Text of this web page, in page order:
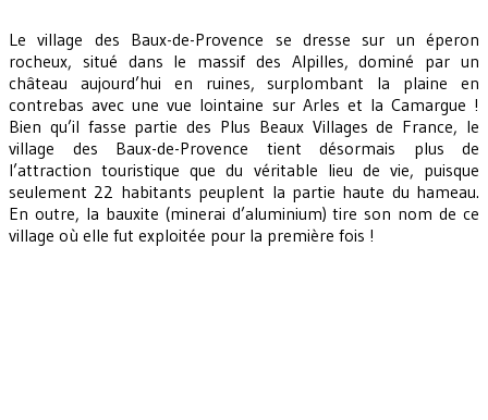
Le village des Baux-de-Provence se dresse sur un éperon
rocheux, situé dans le massif des Alpilles, dominé par un
château aujourd’hui en ruines, surplombant la plaine en
contrebas avec une vue lointaine sur Arles et la Camargue !
Bien qu’il fasse partie des Plus Beaux Villages de France, le
village des Baux-de-Provence tient désormais plus de
l’attraction touristique que du véritable lieu de vie, puisque
seulement 22 habitants peuplent la partie haute du hameau.
En outre, la bauxite (minerai d’aluminium) tire son nom de ce
village où elle fut exploitée pour la première fois !